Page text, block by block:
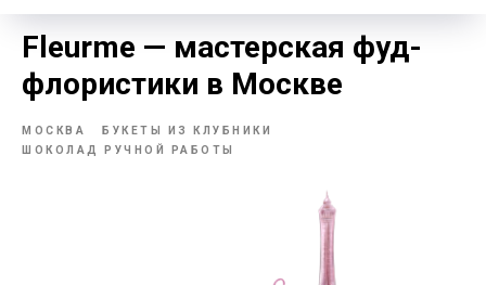
Fleurme — мастерская фуд-
флористики в Москве
МОСКВА
БУКЕТЫ ИЗ КЛУБНИКИ
ШОКОЛАД РУЧНОЙ РАБОТЫ